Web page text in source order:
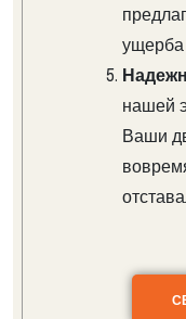
ущерба
нашей
Ваши